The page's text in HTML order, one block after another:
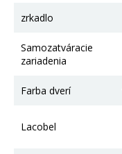
zrkadlo
Samozatváracie
zariadenia
Farba dverí
Lacobel